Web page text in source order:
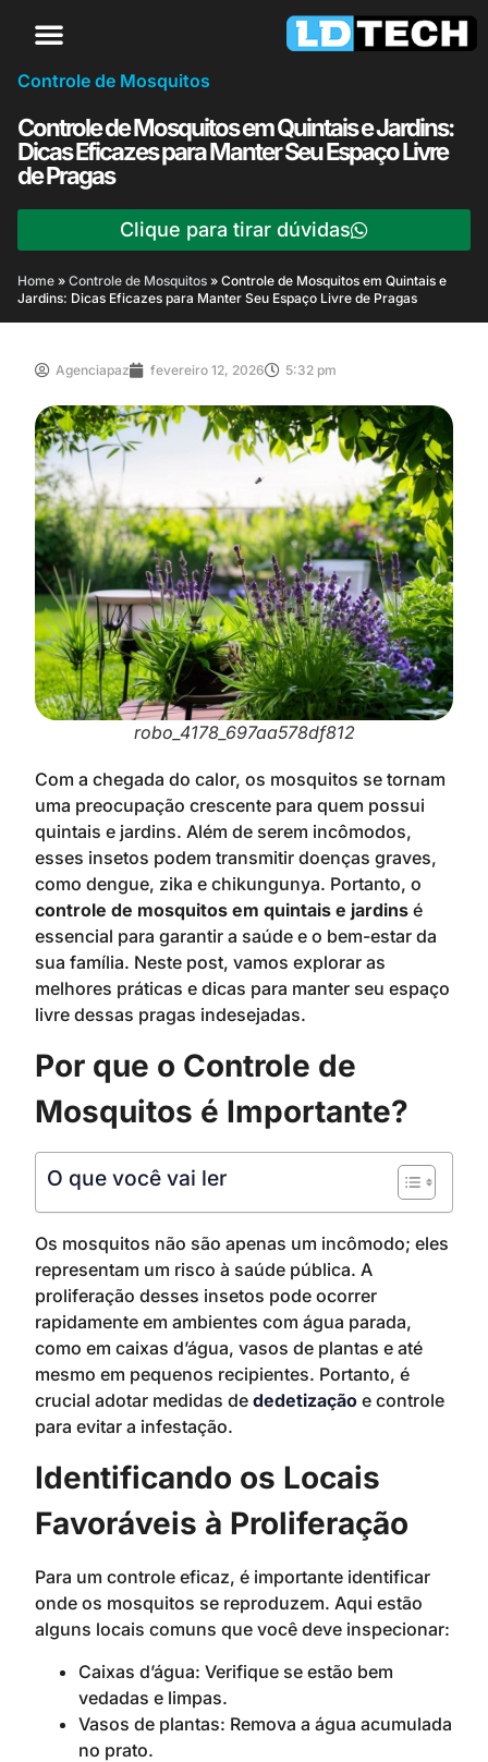
Controle de Mosquitos
Controle de Mosquitos em Quintais e Jardins:
Dicas Eficazes para Manter Seu Espaço Livre
de Pragas
Clique para tirar dúvidas
Home » Controle de Mosquitos » Controle de Mosquitos em Quintais e
Jardins: Dicas Eficazes para Manter Seu Espaço Livre de Pragas
Agenciapaz fevereiro 12, 2026 5:32 pm
robo_4178_697aa578df812
Com a chegada do calor, os mosquitos se tornam
uma preocupação crescente para quem possui
quintais e jardins. Além de serem incômodos,
esses insetos podem transmitir doenças graves,
como dengue, zika e chikungunya. Portanto, o
controle de mosquitos em quintais e jardins é
essencial para garantir a saúde e o bem-estar da
sua família. Neste post, vamos explorar as
melhores práticas e dicas para manter seu espaço
livre dessas pragas indesejadas.
Por que o Controle de
Mosquitos é Importante?
O que você vai ler
Os mosquitos não são apenas um incômodo; eles
representam um risco à saúde pública. A
proliferação desses insetos pode ocorrer
rapidamente em ambientes com água parada,
como em caixas d’água, vasos de plantas e até
mesmo em pequenos recipientes. Portanto, é
crucial adotar medidas de dedetização e controle
para evitar a infestação.
Identificando os Locais
Favoráveis à Proliferação
Para um controle eficaz, é importante identificar
onde os mosquitos se reproduzem. Aqui estão
alguns locais comuns que você deve inspecionar:
Caixas d’água: Verifique se estão bem
vedadas e limpas.
Vasos de plantas: Remova a água acumulada
no prato.